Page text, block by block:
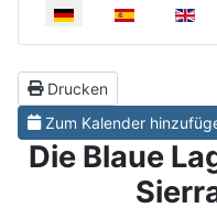
Select your language
Drucken
Zum Kalender
Die Blaue